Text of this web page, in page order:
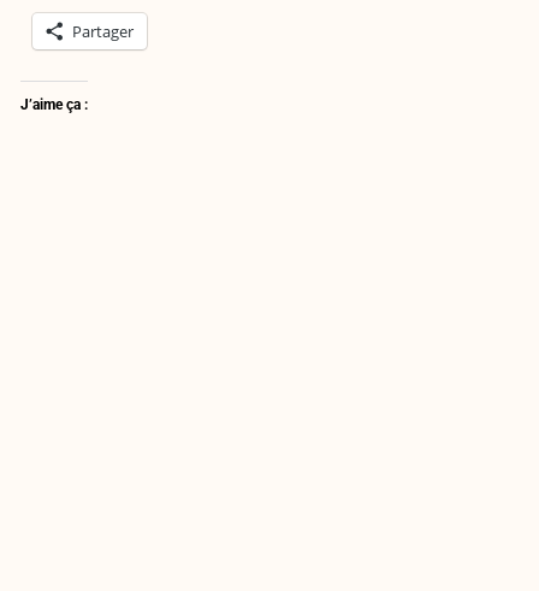
Partager
J’aime ça :